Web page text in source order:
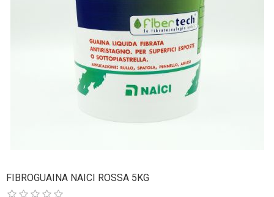
FIBROGUAINA NAICI ROSSA 5KG